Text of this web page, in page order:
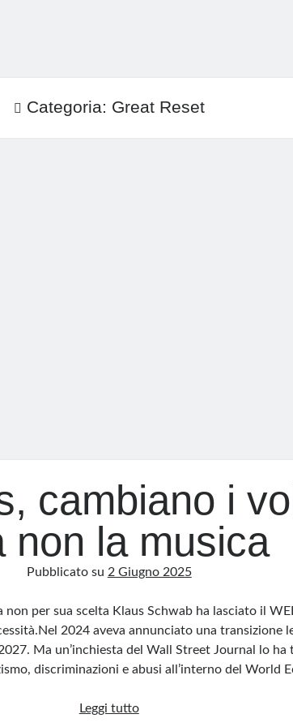
Categoria: Great Reset
cambiano i
non la musica
Pubblicato su 2 Giugno 2025
per sua scelta Klaus Schwab ha lasciato il
2024 aveva annunciato una transizione
Ma un’inchiesta del Wall Street Journal lo ha
discriminazioni e abusi all’interno del World
Leggi tuttoDavos,